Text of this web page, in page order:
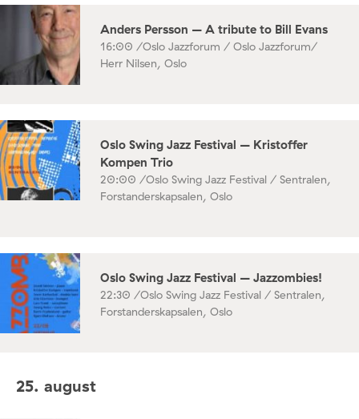
Anders Persson – A tribute to Bill Evans
16:00 /Oslo Jazzforum / Oslo Jazzforum/
Herr Nilsen, Oslo
Oslo Swing Jazz Festival – Kristoffer
Kompen Trio
20:00 /Oslo Swing Jazz Festival / Sentralen,
Forstanderskapsalen, Oslo
Oslo Swing Jazz Festival – Jazzombies!
22:30 /Oslo Swing Jazz Festival / Sentralen,
Forstanderskapsalen, Oslo
25. august